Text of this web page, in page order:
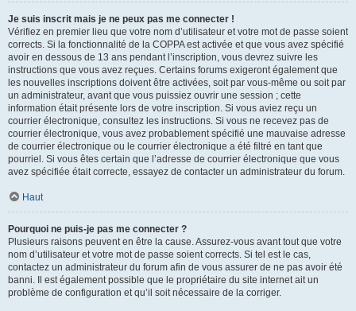
Je suis inscrit mais je ne peux pas me connecter !
Vérifiez en premier lieu que votre nom d’utilisateur et votre mot de passe soient
corrects. Si la fonctionnalité de la COPPA est activée et que vous avez spécifié
avoir en dessous de 13 ans pendant l’inscription, vous devrez suivre les
instructions que vous avez reçues. Certains forums exigeront également que
les nouvelles inscriptions doivent être activées, soit par vous-même ou soit par
un administrateur, avant que vous puissiez ouvrir une session ; cette
information était présente lors de votre inscription. Si vous aviez reçu un
courrier électronique, consultez les instructions. Si vous ne recevez pas de
courrier électronique, vous avez probablement spécifié une mauvaise adresse
de courrier électronique ou le courrier électronique a été filtré en tant que
pourriel. Si vous êtes certain que l’adresse de courrier électronique que vous
avez spécifiée était correcte, essayez de contacter un administrateur du forum.
Haut
Pourquoi ne puis-je pas me connecter ?
Plusieurs raisons peuvent en être la cause. Assurez-vous avant tout que votre
nom d’utilisateur et votre mot de passe soient corrects. Si tel est le cas,
contactez un administrateur du forum afin de vous assurer de ne pas avoir été
banni. Il est également possible que le propriétaire du site internet ait un
problème de configuration et qu’il soit nécessaire de la corriger.